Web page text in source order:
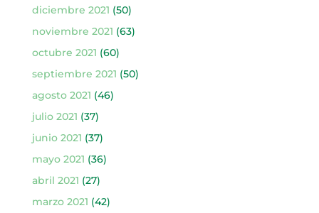
diciembre 2021 (50)
noviembre 2021 (63)
octubre 2021 (60)
septiembre 2021 (50)
agosto 2021 (46)
julio 2021 (37)
junio 2021 (37)
mayo 2021 (36)
abril 2021 (27)
marzo 2021 (42)